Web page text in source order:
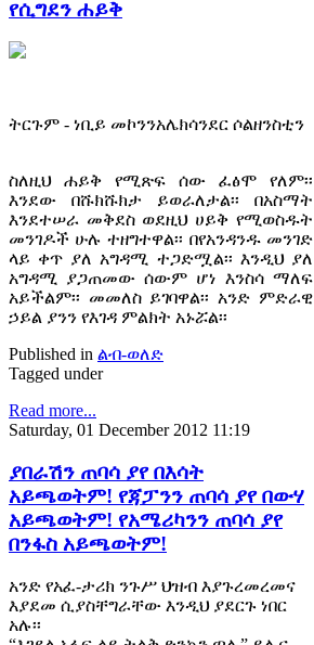
የሲግደን ሐይቅ
ትርጉም - ነቢይ መኮንንአሌክሳንደር ሶልዘንስቲን
ስለዚህ ሐይቅ የሚጽፍ ሰው ፈፅሞ የለም፡፡
እንደው በሹክሹክታ ይወራለታል፡፡ በአስማት
እንደተሠራ መቅደስ ወደዚህ ሀይቅ የሚወስዱት
መንገዶች ሁሉ ተዘግተዋል፡፡ በየአንዳንዱ መንገድ
ላይ ቀጥ ያለ አግዳሚ ተጋድሟል፡፡ እንዲህ ያለ
አግዳሚ ያጋጠመው ሰውም ሆነ እንስሳ ማለፍ
አይችልም፡፡ መመለስ ይገባዋል፡፡ አንድ ምድራዊ
ኃይል ያንን የእገዳ ምልክት አኑሯል፡፡
Published in ልብ-ወለድ
Tagged under
Read more...
Saturday, 01 December 2012 11:19
ያበራሽን ጠባሳ ያየ በእሳት
አይጫወትም! የጃፓንን ጠባሳ ያየ በውሃ
አይጫወትም! የአሜሪካንን ጠባሳ ያየ
በንፋስ አይጫወትም!
አንድ የአፈ-ታሪክ ንጉሥ ህዝብ እያጉረመረመና
እያደመ ሲያስቸግራቸው እንዲህ ያደርጉ ነበር
አሉ፡፡